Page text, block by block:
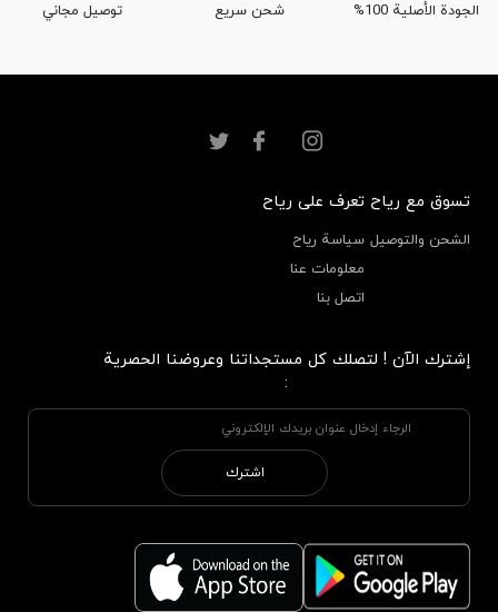
الجودة الأصلية 100% شحن سريع توصيل مجاني
تسوق مع رياح
الشحن والتوصيل
تعرف على رياح
سياسة رياح
معلومات عنا
اتصل بنا
إشترك الآن ! لتصلك كل مستجداتنا وعروضنا الحصرية
:
اشترك